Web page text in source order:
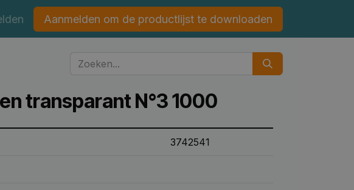
Aanmelden om de productlijst te downloaden
transparant N°3 1000
3742541